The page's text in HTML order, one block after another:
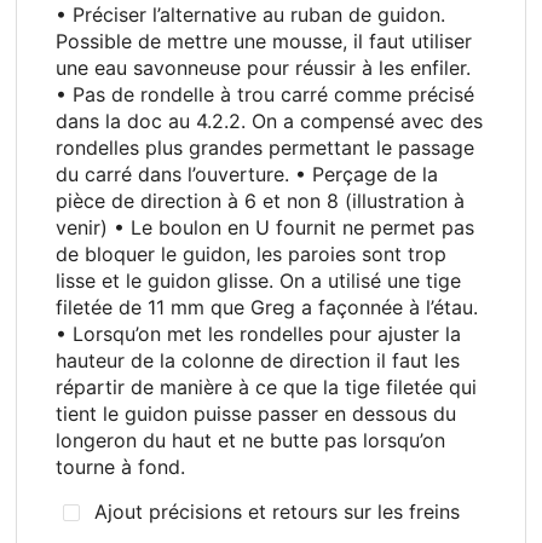
• Préciser l’alternative au ruban de guidon.
Possible de mettre une mousse, il faut utiliser
une eau savonneuse pour réussir à les enfiler.
• Pas de rondelle à trou carré comme précisé
dans la doc au 4.2.2. On a compensé avec des
rondelles plus grandes permettant le passage
du carré dans l’ouverture. • Perçage de la
pièce de direction à 6 et non 8 (illustration à
venir) • Le boulon en U fournit ne permet pas
de bloquer le guidon, les paroies sont trop
lisse et le guidon glisse. On a utilisé une tige
filetée de 11 mm que Greg a façonnée à l’étau.
• Lorsqu’on met les rondelles pour ajuster la
hauteur de la colonne de direction il faut les
répartir de manière à ce que la tige filetée qui
tient le guidon puisse passer en dessous du
longeron du haut et ne butte pas lorsqu’on
tourne à fond.
Ajout précisions et retours sur les freins